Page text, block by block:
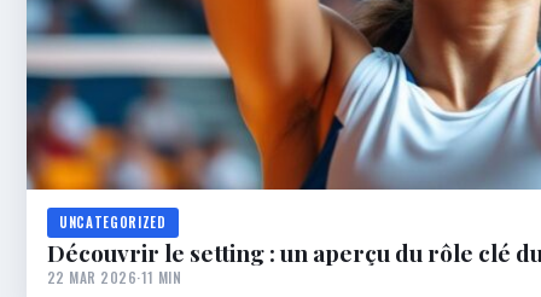
UNCATEGORIZED
Découvrir le setting : un aperçu du rôle clé
22 MAR 2026·11 MIN